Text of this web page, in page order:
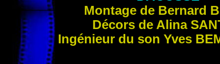
Montage de Bernard
Décors de Alina
Ingénieur du son Yves